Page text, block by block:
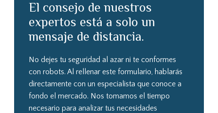
El consejo de nuestros
expertos está a solo un
mensaje de distancia.
No dejes tu seguridad al azar ni te conformes
con robots. Al rellenar este formulario, hablarás
directamente con un especialista que conoce a
fondo el mercado. Nos tomamos el tiempo
necesario para analizar tus necesidades